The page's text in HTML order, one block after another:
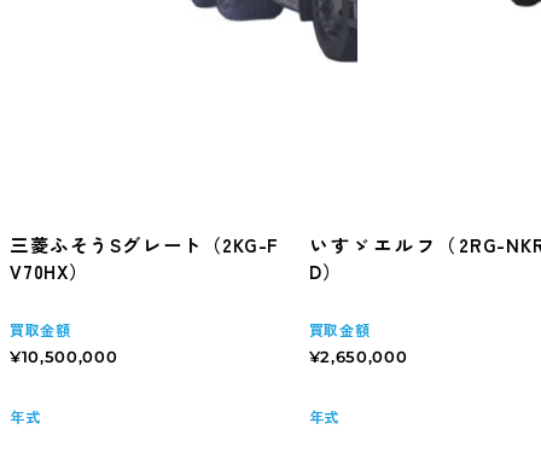
三菱ふそうSグレート（2KG-F
V70HX）
買取金額
¥10,500,000
年式
いすゞエルフ（2RG-
D）
買取金額
¥2,650,000
年式